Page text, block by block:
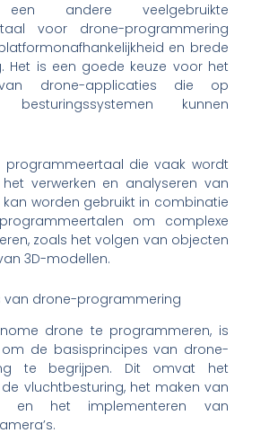
andere veelgebruikte
voor drone-programmering
en brede
Het is een goede keuze voor het
van drone-applicaties die op
besturingssystemen kunnen
programmeertaal die vaak wordt
verwerken en analyseren van
kan worden gebruikt in combinatie
om complexe
zoals het volgen van objecten
3D-modellen.
van drone-programmering
drone te programmeren, is
de basisprincipes van drone-
te begrijpen. Dit omvat het
vluchtbesturing, het maken van
en het implementeren van